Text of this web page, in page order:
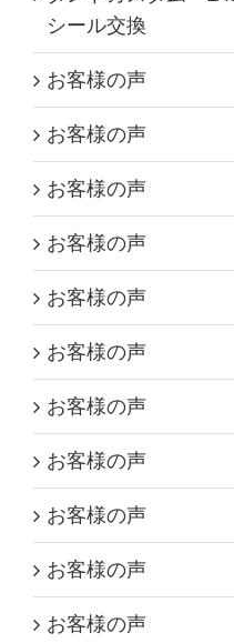
シール交換
お客様の声
お客様の声
お客様の声
お客様の声
お客様の声
お客様の声
お客様の声
お客様の声
お客様の声
お客様の声
お客様の声